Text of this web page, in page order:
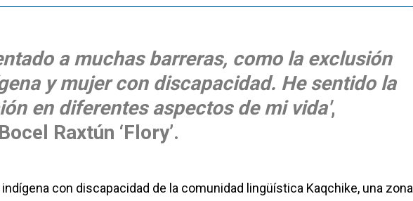
a muchas barreras, como la exclusión
y mujer con discapacidad. He sentido la
en diferentes aspectos de mi vida',
Raxtún ‘Flory’.
con discapacidad de la comunidad lingüística Kaqchike, una zona